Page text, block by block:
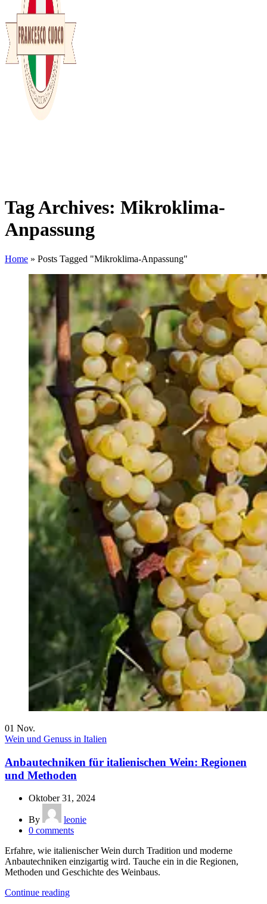
Tag Archives: Mikroklima-
Anpassung
Home » Posts Tagged "Mikroklima-Anpassung"
01 Nov.
Wein und Genuss in Italien
Anbautechniken für italienischen Wein: Regionen
und Methoden
Oktober 31, 2024
By
leonie
0 comments
Erfahre, wie italienischer Wein durch Tradition und moderne
Anbautechniken einzigartig wird. Tauche ein in die Regionen,
Methoden und Geschichte des Weinbaus.
Continue reading